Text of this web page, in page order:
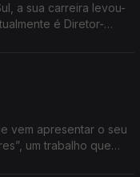
a sua carreira levou-
é Diretor-
vem apresentar o seu
um trabalho que